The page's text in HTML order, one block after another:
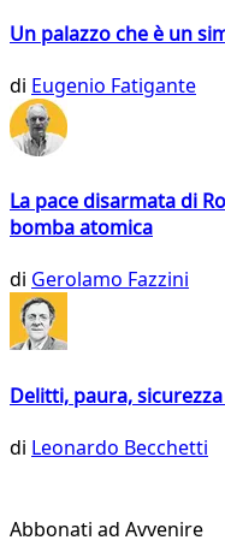
Un palazzo che è un
di Eugenio Fatigante
La pace disarmata di
bomba atomica
di Gerolamo Fazzini
Delitti, paura,
di Leonardo Becchetti
Abbonati ad Avvenire